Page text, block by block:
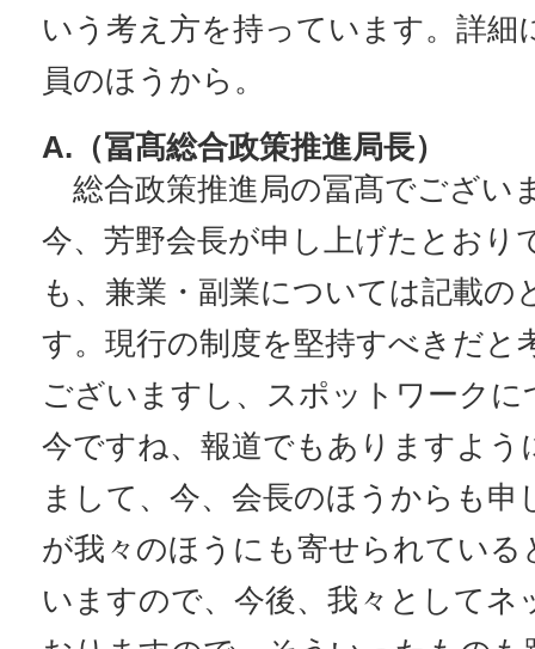
いう考え方を持っています。詳細
員のほうから。
A.（冨髙総合政策推進局長）
総合政策推進局の冨髙でござい
今、芳野会長が申し上げたとおり
も、兼業・副業については記載の
す。現行の制度を堅持すべきだと
ございますし、スポットワーク
今ですね、報道でもありますよう
まして、今、会長のほうからも申
が我々のほうにも寄せられてい
いますので、今後、我々としてネ